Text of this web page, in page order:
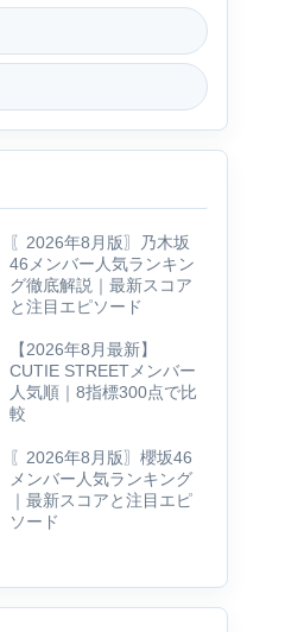
〖2026年8月版〗乃木坂
46メンバー人気ランキン
グ徹底解説｜最新スコア
と注目エピソード
【2026年8月最新】
CUTIE STREETメンバー
人気順｜8指標300点で比
較
〖2026年8月版〗櫻坂46
メンバー人気ランキング
｜最新スコアと注目エピ
ソード